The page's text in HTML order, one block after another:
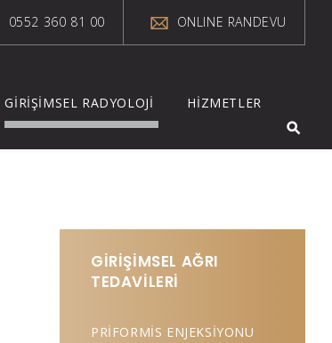
ONLINE RANDEVU
0552 360 81 00
GİRİŞİMSEL RADYOLOJİ HİZMETLER
GİRİŞİMSEL AĞRI
TEDAVİLERİ
PRİFORMİS ENJEKSİYONU